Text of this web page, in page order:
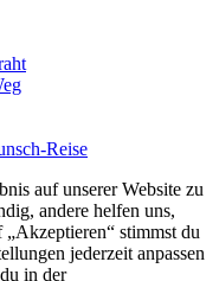
Reise
auf unserer Website zu
andere helfen uns,
stimmst du
jederzeit anpassen
in der